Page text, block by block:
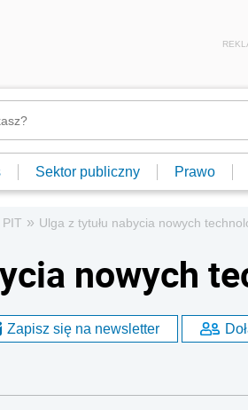
Sektor publiczny Prawo
PIT » Ulga z tytułu nabycia nowych
nowych
Zapisz się na newsletter